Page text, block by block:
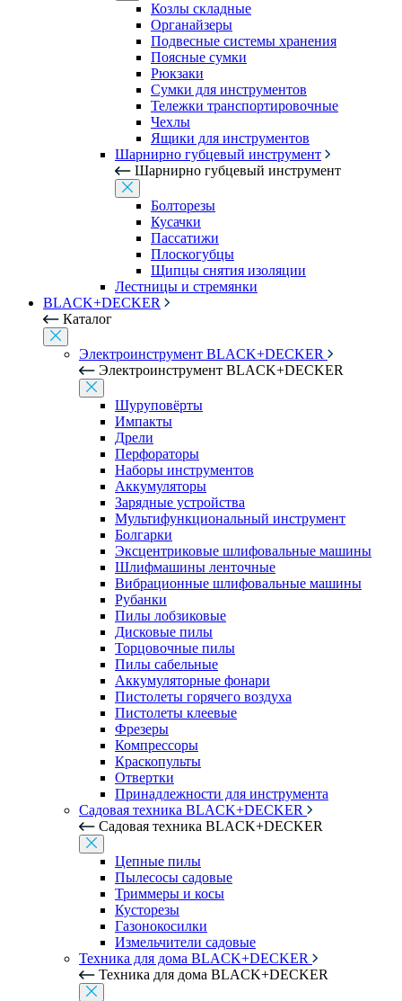
Козлы складные
Органайзеры
Подвесные системы хранения
Поясные сумки
Рюкзаки
Сумки для инструментов
Тележки транспортировочные
Чехлы
Ящики для инструментов
Шарнирно губцевый инструмент
Шарнирно губцевый инструмент
Болторезы
Кусачки
Пассатижи
Плоскогубцы
Щипцы снятия изоляции
Лестницы и стремянки
BLACK+DECKER
Каталог
Электроинструмент BLACK+DECKER
Электроинструмент BLACK+DECKER
Шуруповёрты
Импакты
Дрели
Перфораторы
Наборы инструментов
Аккумуляторы
Зарядные устройства
Мультифункциональный инструмент
Болгарки
Эксцентриковые шлифовальные машины
Шлифмашины ленточные
Вибрационные шлифовальные машины
Рубанки
Пилы лобзиковые
Дисковые пилы
Торцовочные пилы
Пилы сабельные
Аккумуляторные фонари
Пистолеты горячего воздуха
Пистолеты клеевые
Фрезеры
Компрессоры
Краскопульты
Отвертки
Принадлежности для инструмента
Садовая техника BLACK+DECKER
Садовая техника BLACK+DECKER
Цепные пилы
Пылесосы садовые
Триммеры и косы
Кусторезы
Газонокосилки
Измельчители садовые
Техника для дома BLACK+DECKER
Техника для дома BLACK+DECKER